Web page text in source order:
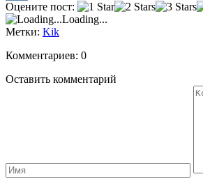
VK
Оцените пост:
Loading...
Метки: Kik
Комментариев: 0
Оставить комментарий